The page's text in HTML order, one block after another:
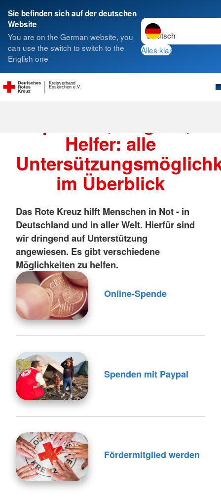
Sie befinden sich auf der deutschen
Website
You are on the German website, you
can use the switch to switch to the
English one
Sprache wechseln zu
Alles klar
Euskirchen e.V.
Kreisverband
Suche
Helfer: alle
im Überblick
Das Rote Kreuz hilft Menschen in Not - in
Deutschland und in aller Welt. Hierfür sind
wir dringend auf Unterstützung
angewiesen. Es gibt verschiedene
Möglichkeiten zu helfen.
Online-Spende
Spenden mit Paypal
Fördermitglied werden